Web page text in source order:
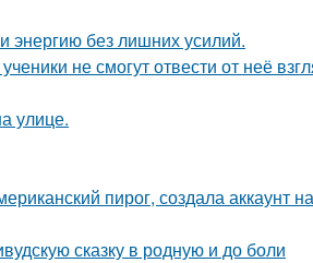
энергию без лишних усилий.
не смогут отвести от неё
улице.
пирог, создала аккаунт на
сказку в родную и до боли